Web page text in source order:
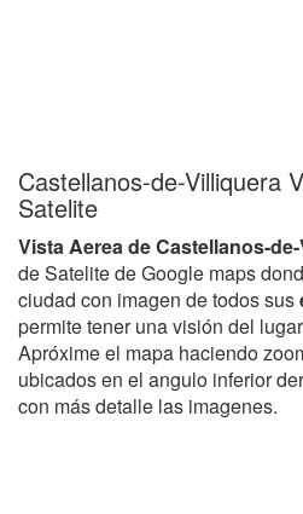
Castellanos-de-Villiquera
Satelite
Vista Aerea de Castellanos-
de Satelite de Google maps
ciudad con imagen de todos sus
permite tener una visión del
Apróxime el mapa haciendo
ubicados en el angulo inferior
con más detalle las imagenes.